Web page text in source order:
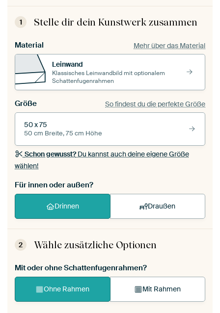
1 Stelle dir dein Kunstwerk zusammen
Material Mehr über das Material
Leinwand
Klassisches Leinwandbild mit optionalem
Schattenfugenrahmen
Größe So findest du die perfekte Größe
50 x 75
50 cm Breite, 75 cm Höhe
Schon gewusst?Du kannst auch deine eigene Größe
wählen!
Für innen oder außen?
Drinnen Draußen
2 Wähle zusätzliche Optionen
Mit oder ohne Schattenfugenrahmen?
Ohne Rahmen Mit Rahmen